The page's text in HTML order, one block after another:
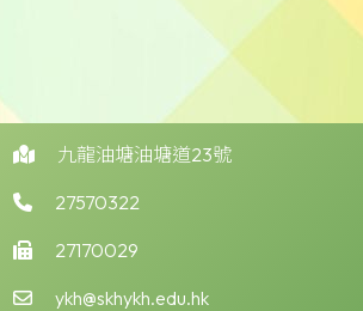
九龍油塘油塘道23號
27570322
27170029
ykh@skhykh.edu.hk